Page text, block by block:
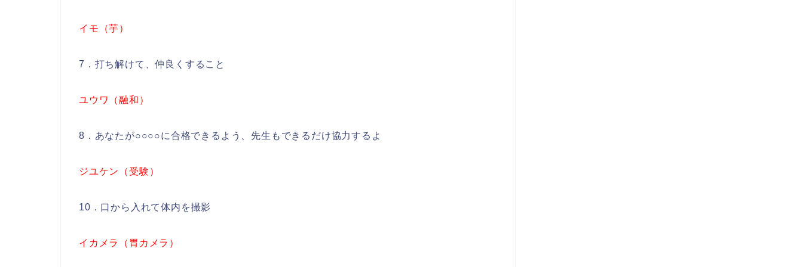
イモ（芋）
7．打ち解けて、仲良くすること
ユウワ（融和）
8．あなたが○○○○に合格できるよう、先生もできるだけ協力するよ
ジユケン（受験）
10．口から入れて体内を撮影
イカメラ（胃カメラ）